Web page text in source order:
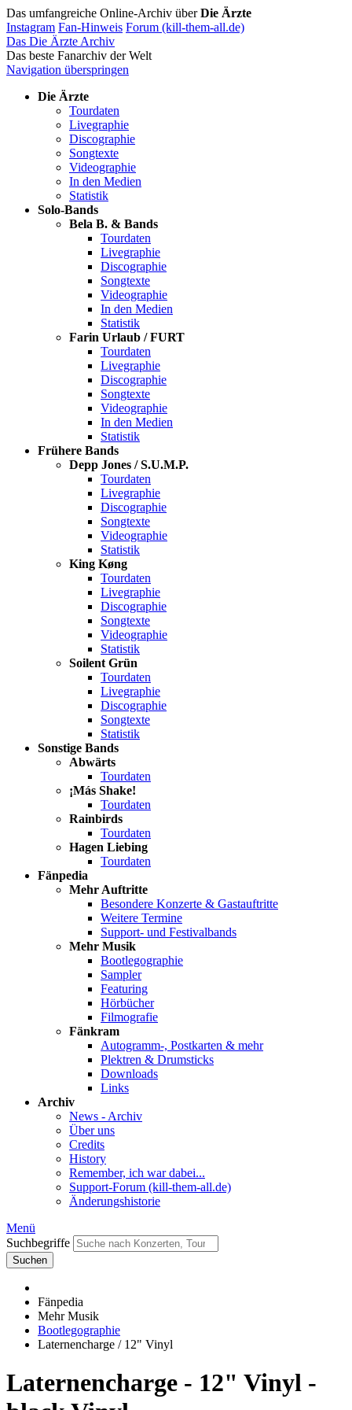
Das umfangreiche Online-Archiv überDie Ärzte
Instagram Fan-Hinweis Forum (kill-them-all.de)
Das Die Ärzte Archiv
Das beste Fanarchiv der Welt
Navigation überspringen
Die Ärzte
Tourdaten
Livegraphie
Discographie
Songtexte
Videographie
In den Medien
Statistik
Solo-Bands
Bela B. & Bands
Tourdaten
Livegraphie
Discographie
Songtexte
Videographie
In den Medien
Statistik
Farin Urlaub / FURT
Tourdaten
Livegraphie
Discographie
Songtexte
Videographie
In den Medien
Statistik
Frühere Bands
Depp Jones / S.U.M.P.
Tourdaten
Livegraphie
Discographie
Songtexte
Videographie
Statistik
King Køng
Tourdaten
Livegraphie
Discographie
Songtexte
Videographie
Statistik
Soilent Grün
Tourdaten
Livegraphie
Discographie
Songtexte
Statistik
Sonstige Bands
Abwärts
Tourdaten
¡Más Shake!
Tourdaten
Rainbirds
Tourdaten
Hagen Liebing
Tourdaten
Fänpedia
Mehr Auftritte
Besondere Konzerte & Gastauftritte
Weitere Termine
Support- und Festivalbands
Mehr Musik
Bootlegographie
Sampler
Featuring
Hörbücher
Filmografie
Fänkram
Autogramm-, Postkarten & mehr
Plektren & Drumsticks
Downloads
Links
Archiv
News - Archiv
Über uns
Credits
History
Remember, ich war dabei...
Support-Forum (kill-them-all.de)
Änderungshistorie
Menü
Suchbegriffe
Suchen
Fänpedia
Mehr Musik
Bootlegographie
Laternencharge / 12" Vinyl
Laternencharge - 12" Vinyl -